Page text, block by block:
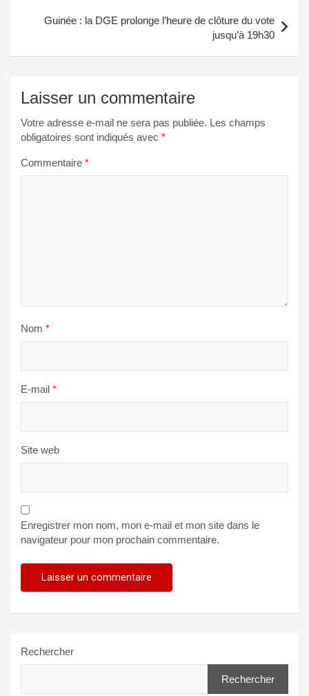
Guinée : la DGE prolonge l’heure de clôture du vote
jusqu’à 19h30
Laisser un commentaire
Votre adresse e-mail ne sera pas publiée. Les champs
obligatoires sont indiqués avec *
Commentaire *
Nom *
E-mail *
Site web
Enregistrer mon nom, mon e-mail et mon site dans le
navigateur pour mon prochain commentaire.
Rechercher
Rechercher